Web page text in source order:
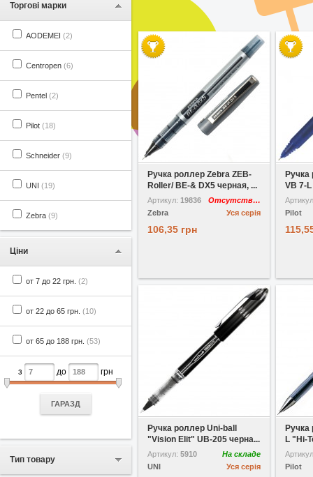
Торгові марки
AODEMEI (2)
Centropen (6)
Pentel (2)
Pilot (18)
Schneider (9)
UNI (19)
Zebra (9)
Ціни
от 7 до 22 грн. (2)
от 22 до 65 грн. (10)
от 65 до 188 грн. (53)
з до грн
ГАРАЗД
Тип товару
У вибране
Ручка роллер Zebra ZEB-
Roller/ BE-& DX5 черная, ...
Артикул: 19836
Отсутствует
Уся серія
Zebra
106,35 грн
У
Ручка
VB 7-
Pilot
У вибране
Ручка роллер Uni-ball
"Vision Elit" UB-205 черна...
Артикул: 5910
На складе
Уся серія
UNI
У
Ручка
L "Hi-
Pilot